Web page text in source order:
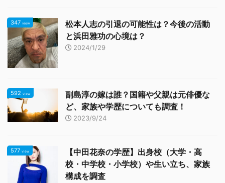
347 view
松本人志の引退の可能性は？今後の活動
と浜田雅功の心境は？
2024/1/29
592 view
副島淳の嫁は誰？国籍や父親は元俳優な
ど、家族や学歴についても調査！
2023/9/24
577 view
【中田花奈の学歴】出身校（大学・高
校・中学校・小学校）や生い立ち、家族
構成を調査